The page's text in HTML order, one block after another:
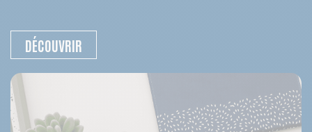
DÉCOUVRIR